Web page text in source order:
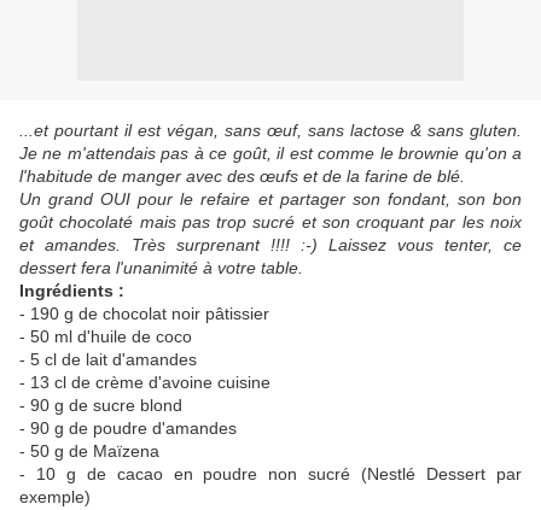
...et pourtant il est végan, sans œuf, sans lactose & sans gluten.
Je ne m'attendais pas à ce goût, il est comme le brownie qu'on a
l'habitude de manger avec des œufs et de la farine de blé.
Un grand OUI pour le refaire et partager son fondant, son bon
goût chocolaté mais pas trop sucré et son croquant par les noix
et amandes. Très surprenant !!!! :-) Laissez vous tenter, ce
dessert fera l'unanimité à votre table.
Ingrédients :
- 190 g de chocolat noir pâtissier
- 50 ml d'huile de coco
- 5 cl de lait d'amandes
- 13 cl de crème d'avoine cuisine
- 90 g de sucre blond
- 90 g de poudre d'amandes
- 50 g de Maïzena
- 10 g de cacao en poudre non sucré (Nestlé Dessert par
exemple)